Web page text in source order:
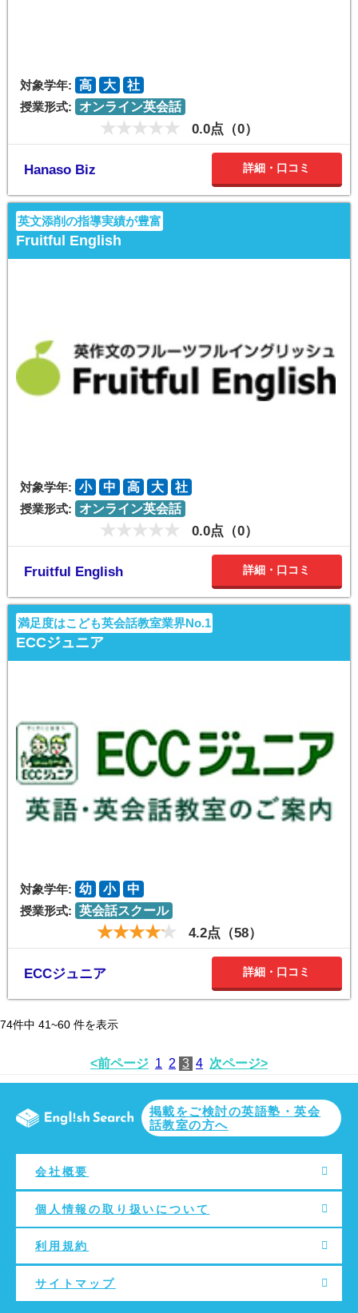
対象学年: 高 大
社
授業形式:
オンライン英会話
0.0点（0）
Hanaso Biz 詳細・口コミ
英文添削の指導実績が豊富
Fruitful English
対象学年: 小 中 高 大
社
授業形式:
オンライン英会話
0.0点（0）
Fruitful English 詳細・口コミ
満足度はこども英会話教室業界No.1
ECCジュニア
対象学年: 幼 小
中
授業形式: 英会話スクール
4.2点（58）
ECCジュニア 詳細・口コミ
74件中 41~60 件を表示
<前ページ 1 2 3 4 次ページ>
掲載をご検討の英語塾・英会
話教室の方へ
会社概要
個人情報の取り扱いについて
利用規約
サイトマップ